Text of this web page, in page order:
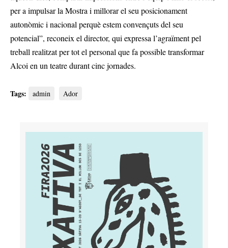
per a impulsar la Mostra i millorar el seu posicionament
autonòmic i nacional perquè estem convençuts del seu
potencial”, reconeix el director, qui expressa l’agraïment pel
treball realitzat per tot el personal que fa possible transformar
Alcoi en un teatre durant cinc jornades.
Tags: admin Ador